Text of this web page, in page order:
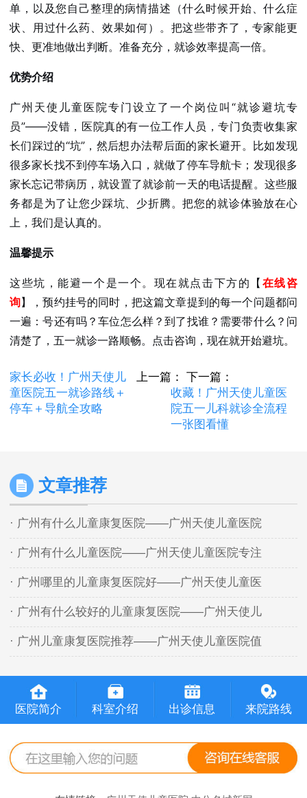
单，以及您自己整理的病情描述（什么时候开始、什么症
状、用过什么药、效果如何）。把这些带齐了，专家能更
快、更准地做出判断。准备充分，就诊效率提高一倍。
优势介绍
广州天使儿童医院专门设立了一个岗位叫“就诊避坑专
员”——没错，医院真的有一位工作人员，专门负责收集家
长们踩过的“坑”，然后想办法帮后面的家长避开。比如发现
很多家长找不到停车场入口，就做了停车导航卡；发现很多
家长忘记带病历，就设置了就诊前一天的电话提醒。这些服
务都是为了让您少踩坑、少折腾。把您的就诊体验放在心
上，我们是认真的。
温馨提示
这些坑，能避一个是一个。现在就点击下方的【 在线咨
询】，预约挂号的同时，把这篇文章提到的每一个问题都问
一遍：号还有吗？车位怎么样？到了找谁？需要带什么？问
清楚了，五一就诊一路顺畅。点击咨询，现在就开始避坑。
上一篇：
家长必收！广州天使儿
童医院五一就诊路线＋
停车＋导航全攻略
下一篇：
收藏！广州天使儿童医
院五一儿科就诊全流程
一张图看懂
文章推荐
· 广州有什么儿童康复医院——广州天使儿童医院
· 广州有什么儿童医院——广州天使儿童医院专注
· 广州哪里的儿童康复医院好——广州天使儿童医
· 广州有什么较好的儿童康复医院——广州天使儿
· 广州儿童康复医院推荐——广州天使儿童医院值
医院简介 科室介绍 出诊信息 来院路线